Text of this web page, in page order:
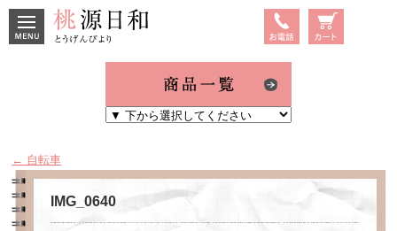
MENU
← 自転車
IMG_0640